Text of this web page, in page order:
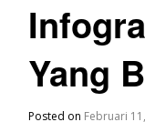
Yang
Posted on Februari